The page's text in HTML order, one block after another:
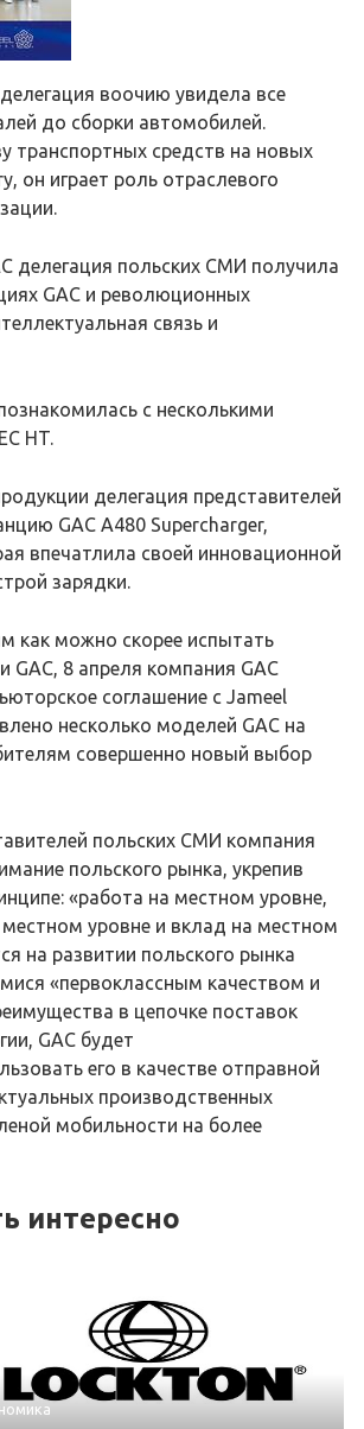
воочию увидела все
до сборки автомобилей.
транспортных средств на новых
он играет роль отраслевого
делегация польских СМИ получила
GAC и революционных
связь и
с несколькими
HT.
делегация представителей
GAC A480 Supercharger,
впечатлила своей инновационной
зарядки.
как можно скорее испытать
GAC, 8 апреля компания GAC
соглашение с Jameel
несколько моделей GAC на
совершенно новый выбор
польских СМИ компания
польского рынка, укрепив
«работа на местном уровне,
уровне и вклад на местном
на развитии польского рынка
«первоклассным качеством и
в цепочке поставок
GAC будет
его в качестве отправной
производственных
мобильности на более
интересно